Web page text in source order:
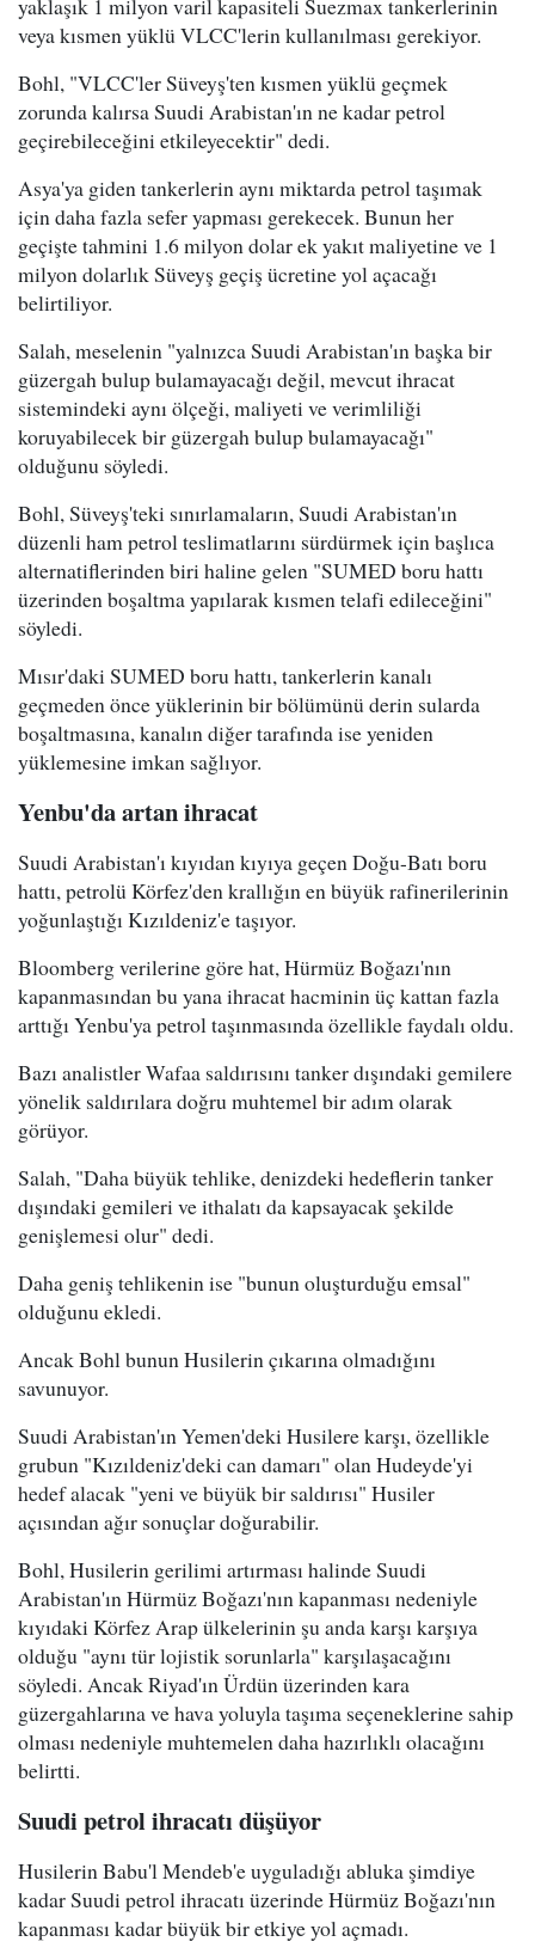
yaklaşık 1 milyon varil kapasiteli Suezmax tankerlerinin
veya kısmen yüklü VLCC'lerin kullanılması gerekiyor.
Bohl, "VLCC'ler Süveyş'ten kısmen yüklü geçmek
zorunda kalırsa Suudi Arabistan'ın ne kadar petrol
geçirebileceğini etkileyecektir" dedi.
Asya'ya giden tankerlerin aynı miktarda petrol taşımak
için daha fazla sefer yapması gerekecek. Bunun her
geçişte tahmini 1.6 milyon dolar ek yakıt maliyetine ve 1
milyon dolarlık Süveyş geçiş ücretine yol açacağı
belirtiliyor.
Salah, meselenin "yalnızca Suudi Arabistan'ın başka bir
güzergah bulup bulamayacağı değil, mevcut ihracat
sistemindeki aynı ölçeği, maliyeti ve verimliliği
koruyabilecek bir güzergah bulup bulamayacağı"
olduğunu söyledi.
Bohl, Süveyş'teki sınırlamaların, Suudi Arabistan'ın
düzenli ham petrol teslimatlarını sürdürmek için başlıca
alternatiflerinden biri haline gelen "SUMED boru hattı
üzerinden boşaltma yapılarak kısmen telafi edileceğini"
söyledi.
Mısır'daki SUMED boru hattı, tankerlerin kanalı
geçmeden önce yüklerinin bir bölümünü derin sularda
boşaltmasına, kanalın diğer tarafında ise yeniden
yüklemesine imkan sağlıyor.
Yenbu'da artan ihracat
Suudi Arabistan'ı kıyıdan kıyıya geçen Doğu-Batı boru
hattı, petrolü Körfez'den krallığın en büyük rafinerilerinin
yoğunlaştığı Kızıldeniz'e taşıyor.
Bloomberg verilerine göre hat, Hürmüz Boğazı'nın
kapanmasından bu yana ihracat hacminin üç kattan fazla
arttığı Yenbu'ya petrol taşınmasında özellikle faydalı oldu.
Bazı analistler Wafaa saldırısını tanker dışındaki gemilere
yönelik saldırılara doğru muhtemel bir adım olarak
görüyor.
Salah, "Daha büyük tehlike, denizdeki hedeflerin tanker
dışındaki gemileri ve ithalatı da kapsayacak şekilde
genişlemesi olur" dedi.
Daha geniş tehlikenin ise "bunun oluşturduğu emsal"
olduğunu ekledi.
Ancak Bohl bunun Husilerin çıkarına olmadığını
savunuyor.
Suudi Arabistan'ın Yemen'deki Husilere karşı, özellikle
grubun "Kızıldeniz'deki can damarı" olan Hudeyde'yi
hedef alacak "yeni ve büyük bir saldırısı" Husiler
açısından ağır sonuçlar doğurabilir.
Bohl, Husilerin gerilimi artırması halinde Suudi
Arabistan'ın Hürmüz Boğazı'nın kapanması nedeniyle
kıyıdaki Körfez Arap ülkelerinin şu anda karşı karşıya
olduğu "aynı tür lojistik sorunlarla" karşılaşacağını
söyledi. Ancak Riyad'ın Ürdün üzerinden kara
güzergahlarına ve hava yoluyla taşıma seçeneklerine sahip
olması nedeniyle muhtemelen daha hazırlıklı olacağını
belirtti.
Suudi petrol ihracatı düşüyor
Husilerin Babu'l Mendeb'e uyguladığı abluka şimdiye
kadar Suudi petrol ihracatı üzerinde Hürmüz Boğazı'nın
kapanması kadar büyük bir etkiye yol açmadı.